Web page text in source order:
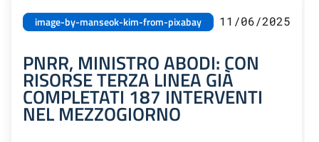
image-by-manseok-kim-from-pixabay 11/06/2025
PNRR, MINISTRO ABODI: CON
RISORSE TERZA LINEA GIÀ
COMPLETATI 187 INTERVENTI
NEL MEZZOGIORNO